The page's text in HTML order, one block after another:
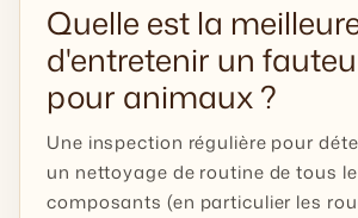
Quelle est la
d'entretenir un
pour animaux ?
Une inspection régulière pour
un nettoyage de routine de tous
composants (en particulier les